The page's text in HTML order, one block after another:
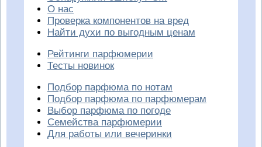
О нас
Проверка компонентов на вред
Найти духи по выгодным ценам
Рейтинги парфюмерии
Тесты новинок
Подбор парфюма по нотам
Подбор парфюма по парфюмерам
Выбор парфюма по погоде
Семейства парфюмерии
Для работы или вечеринки